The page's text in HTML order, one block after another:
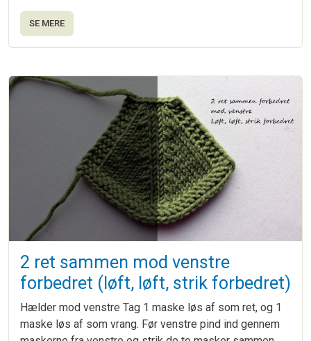
SE MERE
2 ret sammen mod venstre
forbedret (løft, løft, strik forbedret)
Hælder mod venstre Tag 1 maske løs af som ret, og 1
maske løs af som vrang. Før venstre pind ind gennem